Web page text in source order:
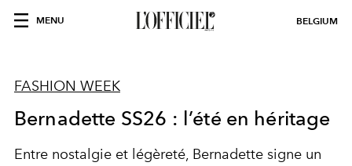
MENU BELGIUM
FASHION WEEK
Bernadette SS26 : l’été en héritage
Entre nostalgie et légèreté, Bernadette signe un